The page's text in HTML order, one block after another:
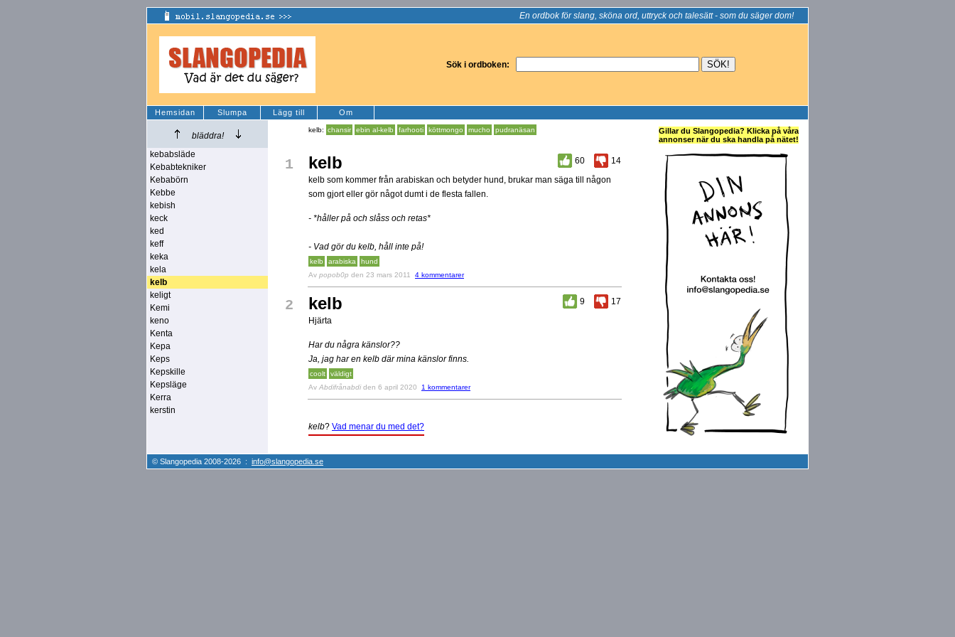
En ordbok för slang, sköna ord, uttryck och talesätt - som du säger dom!
Sök i ordboken:
Hemsidan Slumpa Lägg till Om
bläddra!
kebabsläde
Kebabtekniker
Kebabörn
Kebbe
kebish
keck
ked
keff
keka
kela
kelb
keligt
Kemi
keno
Kenta
Kepa
Keps
Kepskille
Kepsläge
Kerra
kerstin
kelb: chansir ebin al-kelb farhooti köttmongo mucho pudranäsan
1 kelb 60
14
kelb som kommer från arabiskan och betyder hund, brukar man säga till någon
som gjort eller gör något dumt i de flesta fallen.
- *håller på och slåss och retas*
- Vad gör du kelb, håll inte på!
kelb arabiska
hund
Av popob0p den 23 mars 2011 4 kommentarer
2 kelb 9
17
Hjärta
Har du några känslor??
Ja, jag har en kelb där mina känslor finns.
coolt
väldigt
Av Abdifrånabdi den 6 april 2020 1 kommentarer
kelb? Vad menar du med det?
Gillar du Slangopedia? Klicka på våra
annonser när du ska handla på nätet!
© Slangopedia 2008-2026 : info@slangopedia.se